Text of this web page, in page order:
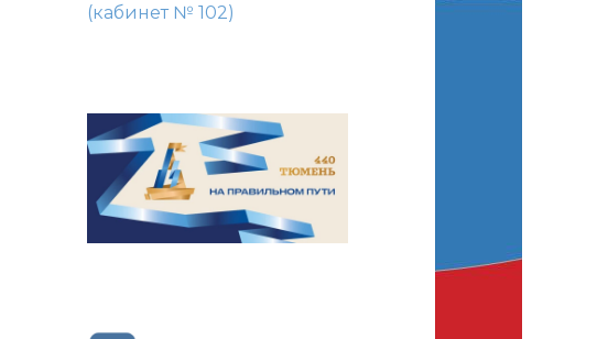
(кабинет № 102)